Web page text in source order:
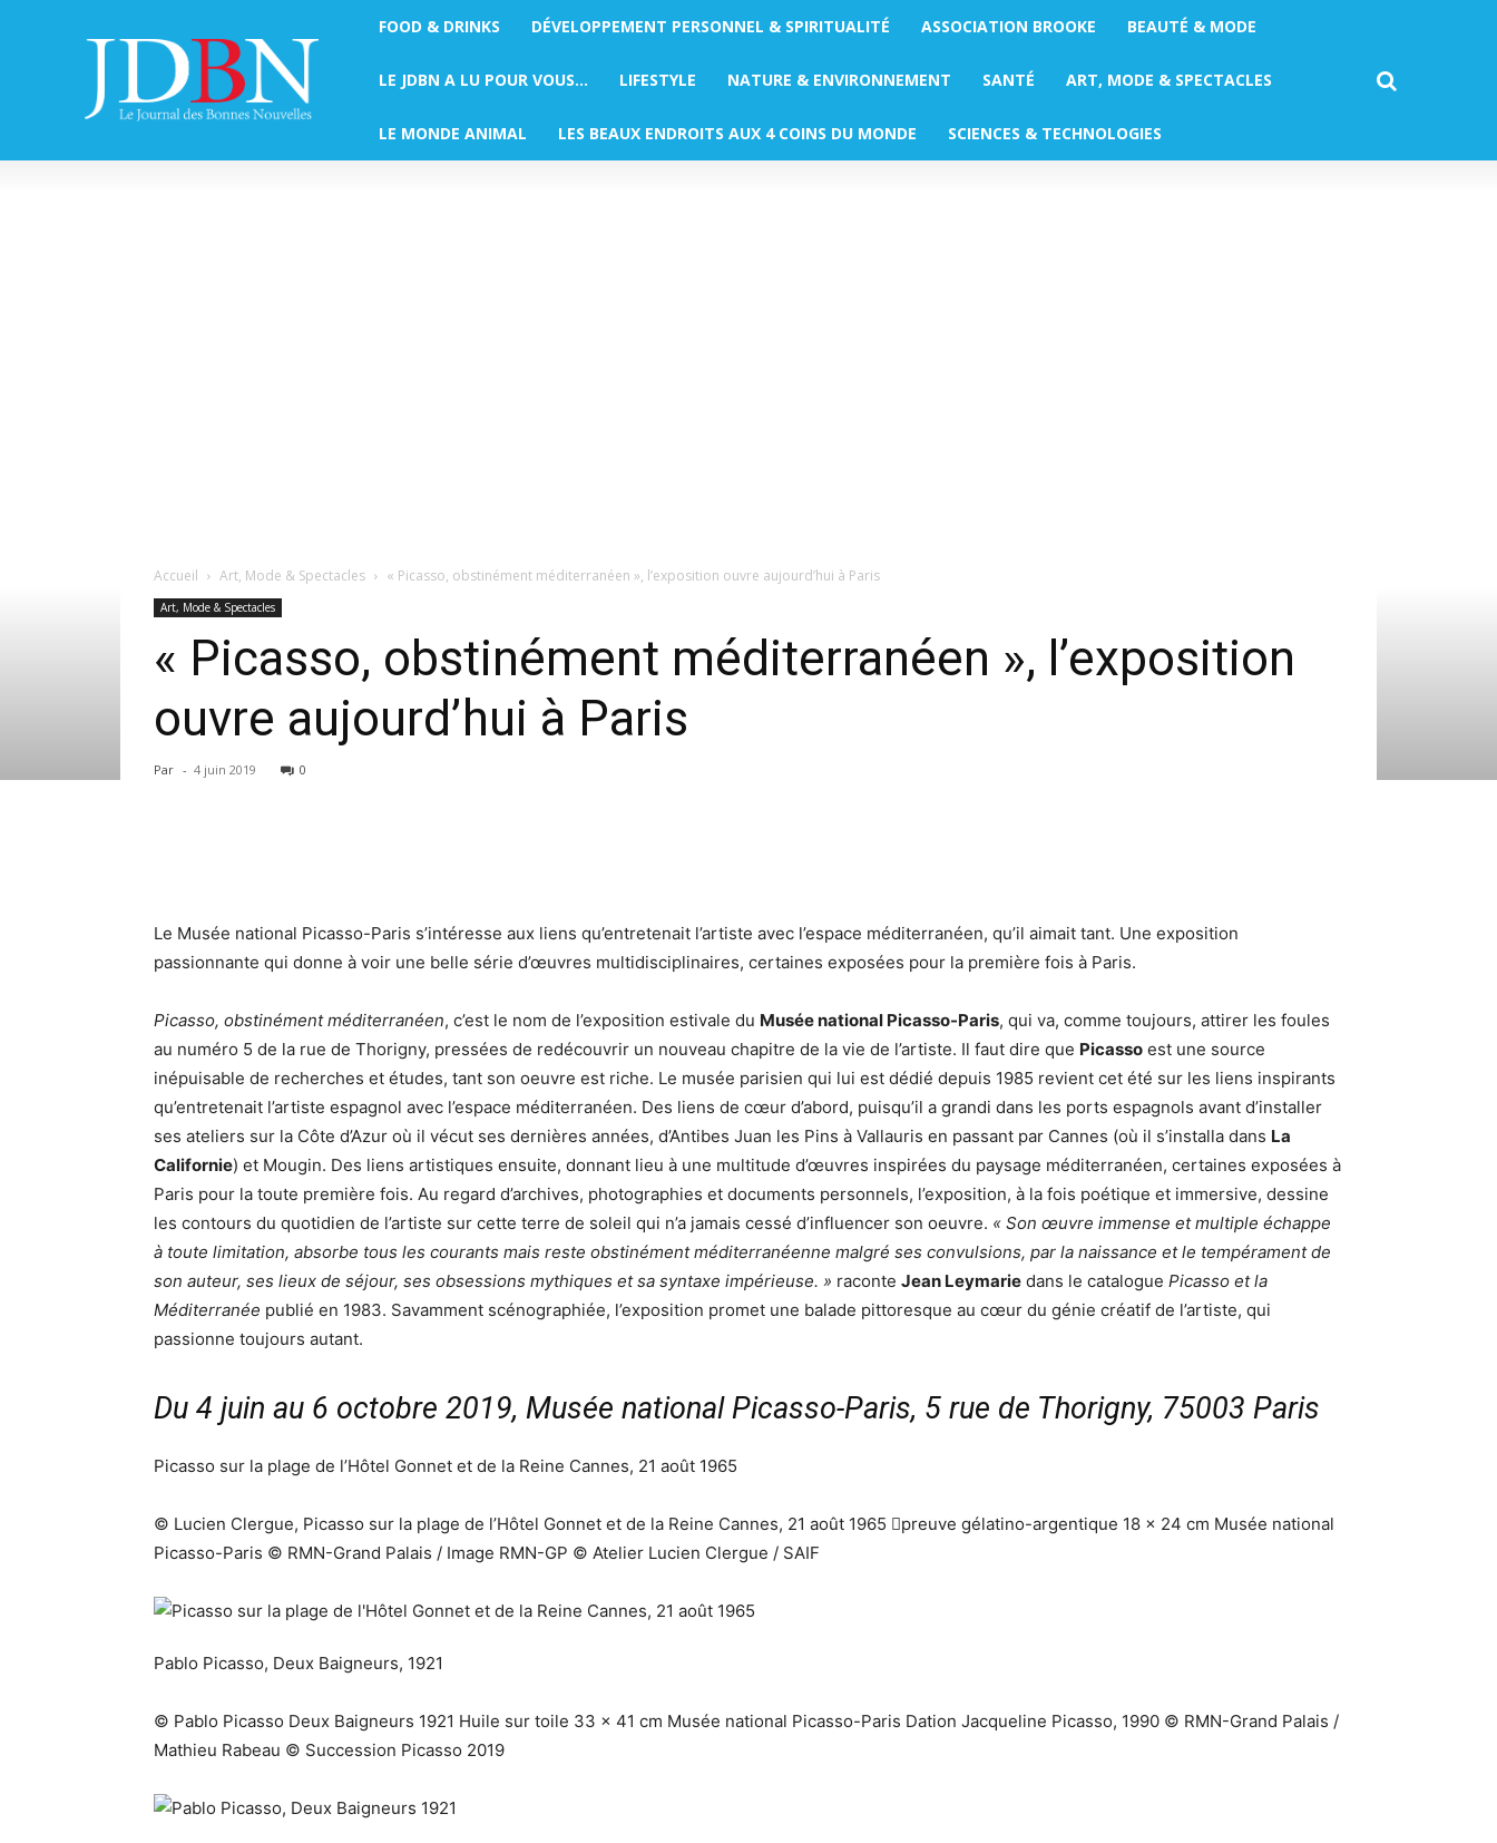
FOOD & DRINKS DÉVELOPPEMENT PERSONNEL & SPIRITUALITÉ ASSOCIATION BROOKE BEAUTÉ & MODE
LE JDBN A LU POUR VOUS… LIFESTYLE NATURE & ENVIRONNEMENT SANTÉ ART, MODE & SPECTACLES
LE MONDE ANIMAL LES BEAUX ENDROITS AUX 4 COINS DU MONDE SCIENCES & TECHNOLOGIES
Accueil Art, Mode & Spectacles « Picasso, obstinément méditerranéen », l’exposition ouvre aujourd’hui à Paris
Art, Mode & Spectacles
« Picasso, obstinément méditerranéen », l’exposition
ouvre aujourd’hui à Paris
Par - 4 juin 2019 0
Le Musée national Picasso-Paris s’intéresse aux liens qu’entretenait l’artiste avec l’espace méditerranéen, qu’il aimait tant. Une exposition
passionnante qui donne à voir une belle série d’œuvres multidisciplinaires, certaines exposées pour la première fois à Paris.
Picasso, obstinément méditerranéen, c’est le nom de l’exposition estivale du Musée national Picasso-Paris, qui va, comme toujours, attirer les foules
au numéro 5 de la rue de Thorigny, pressées de redécouvrir un nouveau chapitre de la vie de l’artiste. Il faut dire que Picasso est une source
inépuisable de recherches et études, tant son oeuvre est riche. Le musée parisien qui lui est dédié depuis 1985 revient cet été sur les liens inspirants
qu’entretenait l’artiste espagnol avec l’espace méditerranéen. Des liens de cœur d’abord, puisqu’il a grandi dans les ports espagnols avant d’installer
ses ateliers sur la Côte d’Azur où il vécut ses dernières années, d’Antibes Juan les Pins à Vallauris en passant par Cannes (où il s’installa dans La
Californie) et Mougin. Des liens artistiques ensuite, donnant lieu à une multitude d’œuvres inspirées du paysage méditerranéen, certaines exposées à
Paris pour la toute première fois. Au regard d’archives, photographies et documents personnels, l’exposition, à la fois poétique et immersive, dessine
les contours du quotidien de l’artiste sur cette terre de soleil qui n’a jamais cessé d’influencer son oeuvre. « Son œuvre immense et multiple échappe
à toute limitation, absorbe tous les courants mais reste obstinément méditerranéenne malgré ses convulsions, par la naissance et le tempérament de
son auteur, ses lieux de séjour, ses obsessions mythiques et sa syntaxe impérieuse. » raconte Jean Leymarie dans le catalogue Picasso et la
Méditerranée publié en 1983. Savamment scénographiée, l’exposition promet une balade pittoresque au cœur du génie créatif de l’artiste, qui
passionne toujours autant.
Du 4 juin au 6 octobre 2019, Musée national Picasso-Paris, 5 rue de Thorigny, 75003 Paris
Picasso sur la plage de l’Hôtel Gonnet et de la Reine Cannes, 21 août 1965
© Lucien Clergue, Picasso sur la plage de l’Hôtel Gonnet et de la Reine Cannes, 21 août 1965 preuve gélatino-argentique 18 x 24 cm Musée national
Picasso-Paris © RMN-Grand Palais / Image RMN-GP © Atelier Lucien Clergue / SAIF
Pablo Picasso, Deux Baigneurs, 1921
© Pablo Picasso Deux Baigneurs 1921 Huile sur toile 33 x 41 cm Musée national Picasso-Paris Dation Jacqueline Picasso, 1990 © RMN-Grand Palais /
Mathieu Rabeau © Succession Picasso 2019